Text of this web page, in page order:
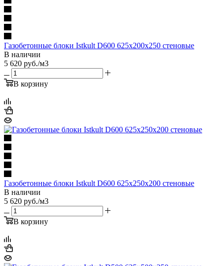
Газобетонные блоки Istkult D600 625х200х250 стеновые
В наличии
5 620 руб./м3
В корзину
Газобетонные блоки Istkult D600 625х250х200 стеновые
В наличии
5 620 руб./м3
В корзину